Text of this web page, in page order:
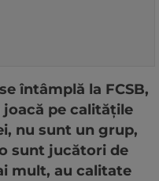
întâmplă la FCSB,
pe calitățile
nu sunt un grup,
sunt jucători de
mult, au calitate